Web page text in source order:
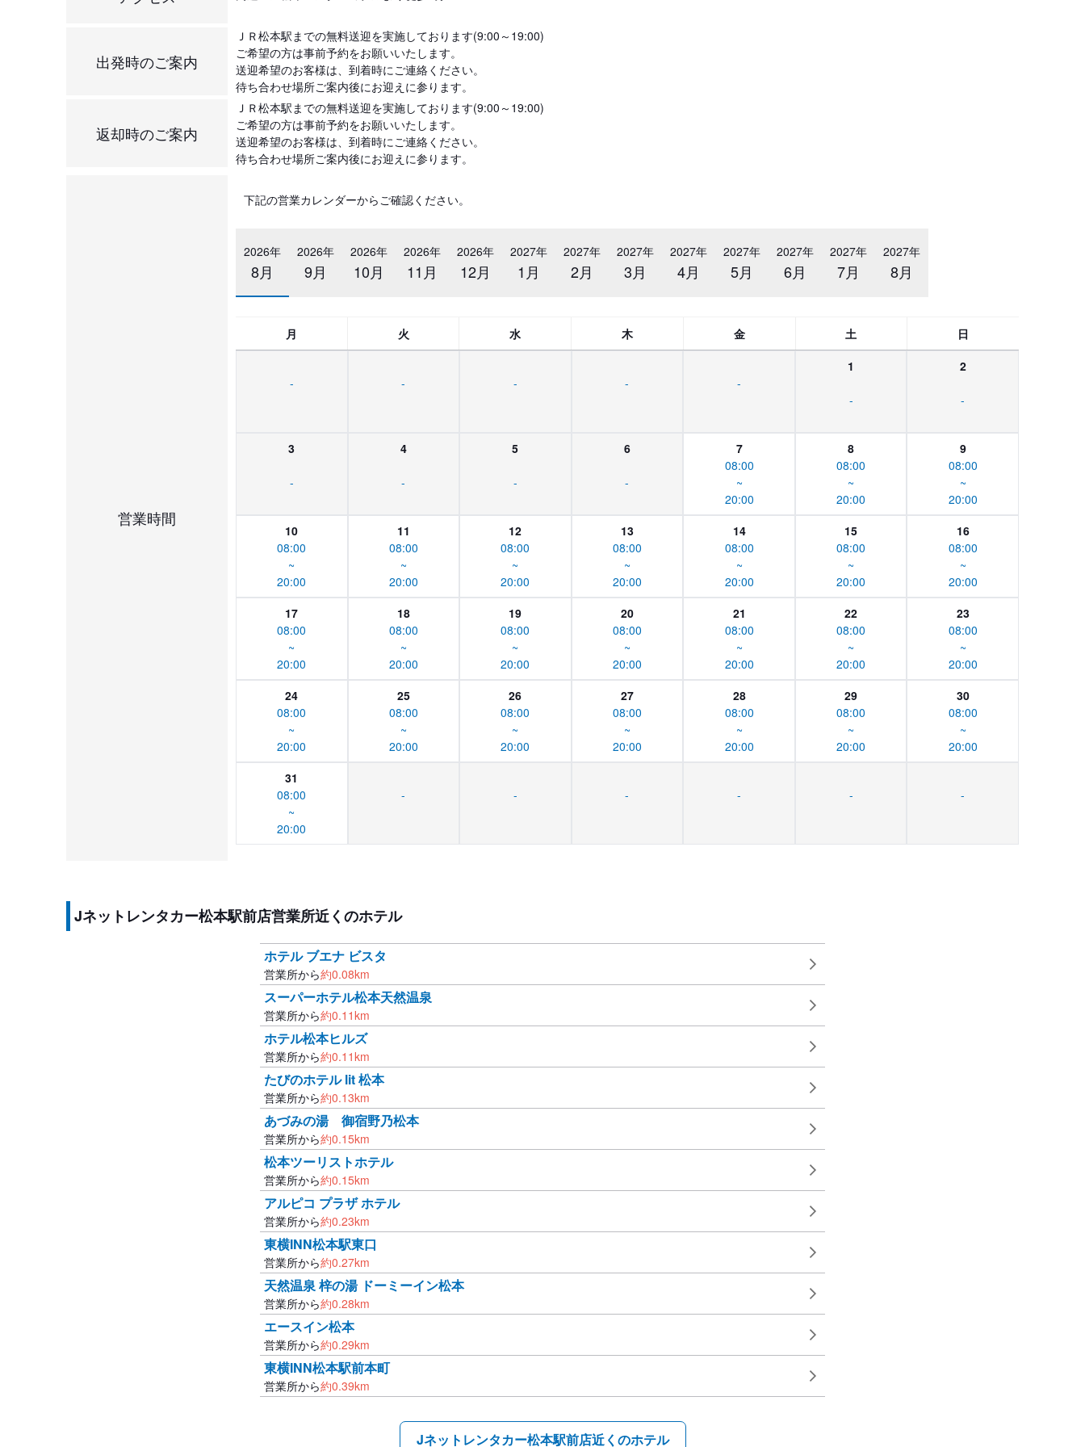
出発時のご案内
ＪＲ松本駅までの無料送迎を実施しております(9:00～19:00)
ご希望の方は事前予約をお願いいたします。
送迎希望のお客様は、到着時にご連絡ください。
待ち合わせ場所ご案内後にお迎えに参ります。
返却時のご案内
ＪＲ松本駅までの無料送迎を実施しております(9:00～19:00)
ご希望の方は事前予約をお願いいたします。
送迎希望のお客様は、到着時にご連絡ください。
待ち合わせ場所ご案内後にお迎えに参ります。
営業時間
下記の営業カレンダーからご確認ください。
2026年
8月
2026年
9月
2026年
10月
2026年
11月
2026年
12月
2027年
1月
2027年
2月
2027年
3月
2027年
4月
2027年
5月
2027年
6月
2027年
7月
2027年
8月
月 火 水 木 金 土 日
- - - - -
1
-
2
-
3
-
4
-
5
-
6
-
7
08:00
~
20:00
8
08:00
~
20:00
9
08:00
~
20:00
10
08:00
~
20:00
11
08:00
~
20:00
12
08:00
~
20:00
13
08:00
~
20:00
14
08:00
~
20:00
15
08:00
~
20:00
16
08:00
~
20:00
17
08:00
~
20:00
18
08:00
~
20:00
19
08:00
~
20:00
20
08:00
~
20:00
21
08:00
~
20:00
22
08:00
~
20:00
23
08:00
~
20:00
24
08:00
~
20:00
25
08:00
~
20:00
26
08:00
~
20:00
27
08:00
~
20:00
28
08:00
~
20:00
29
08:00
~
20:00
30
08:00
~
20:00
31
08:00
~
20:00
- - - - - -
Jネットレンタカー松本駅前店営業所近くのホテル
ホテル ブエナ ビスタ
営業所から約0.08km
スーパーホテル松本天然温泉
営業所から約0.11km
ホテル松本ヒルズ
営業所から約0.11km
たびのホテル lit 松本
営業所から約0.13km
あづみの湯 御宿野乃松本
営業所から約0.15km
松本ツーリストホテル
営業所から約0.15km
アルピコ プラザ ホテル
営業所から約0.23km
東横INN松本駅東口
営業所から約0.27km
天然温泉 梓の湯 ドーミーイン松本
営業所から約0.28km
エースイン松本
営業所から約0.29km
東横INN松本駅前本町
営業所から約0.39km
Jネットレンタカー松本駅前店近くのホテル